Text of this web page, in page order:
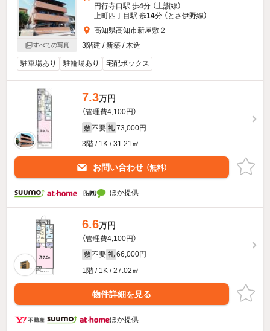
すべての写真
円行寺口駅 歩4分 （土讃線）
上町四丁目駅 歩14分 （とさ伊野線）
高知県高知市新屋敷２
3階建 / 新築 / 木造
駐車場あり 駐輪場あり 宅配ボックス
7.3万円
（管理費4,100円）
敷 不要 礼 73,000円
3階 / 1K / 31.21㎡
お問い合わせ （無料）
ほか提供
6.6万円
（管理費4,100円）
敷 不要 礼 66,000円
1階 / 1K / 27.02㎡
物件詳細を見る
ほか提供